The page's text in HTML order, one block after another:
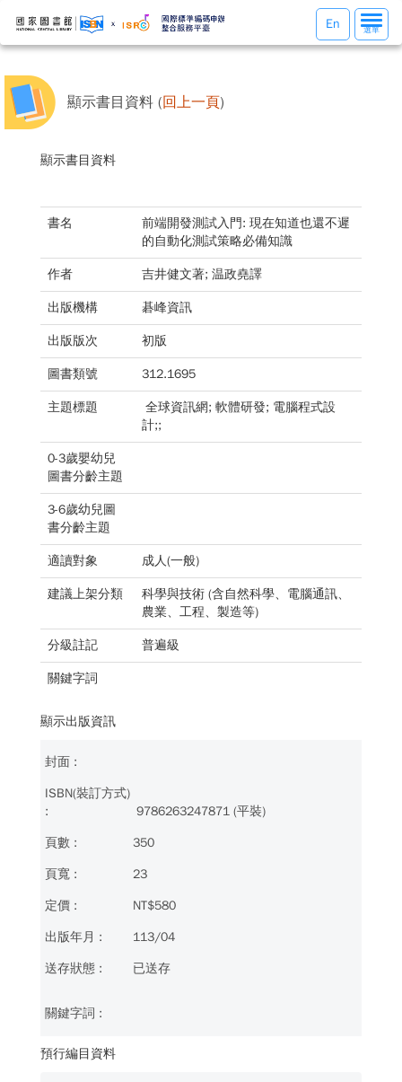
選
單
選單
En
顯示書目資料 (回上一頁)
顯示書目資料
書名
前端開發測試入門: 現在知道也還不遲
的自動化測試策略必備知識
作者 吉井健文著; 温政堯譯
出版機構 碁峰資訊
出版版次 初版
圖書類號 312.1695
主題標題
全球資訊網; 軟體研發; 電腦程式設
計;;
0-3歲嬰幼兒
圖書分齡主題
3-6歲幼兒圖
書分齡主題
適讀對象 成人(一般)
建議上架分類
科學與技術 (含自然科學、電腦通訊、
農業、工程、製造等)
分級註記 普遍級
關鍵字詞
顯示出版資訊
9786263247871 (平裝)
350
23
NT$580
113/04
已送存
預行編目資料